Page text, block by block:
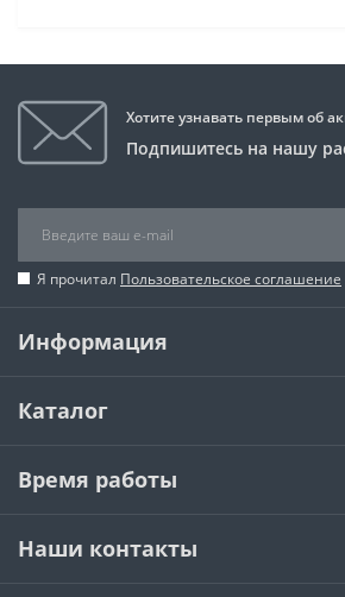
Хотите узнавать первым об
Подпишитесь на нашу
Я прочитал Пользовательское соглашение
Информация
Каталог
Время работы
Наши контакты